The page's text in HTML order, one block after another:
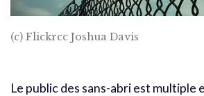
(c) Flickrcc Joshua Davis
Le public des sans-abri est multiple